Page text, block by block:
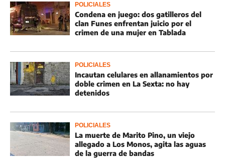
POLICIALES
Condena en juego: dos gatilleros del
clan Funes enfrentan juicio por el
crimen de una mujer en Tablada
POLICIALES
Incautan celulares en allanamientos por
doble crimen en La Sexta: no hay
detenidos
POLICIALES
La muerte de Marito Pino, un viejo
allegado a Los Monos, agita las aguas
de la guerra de bandas